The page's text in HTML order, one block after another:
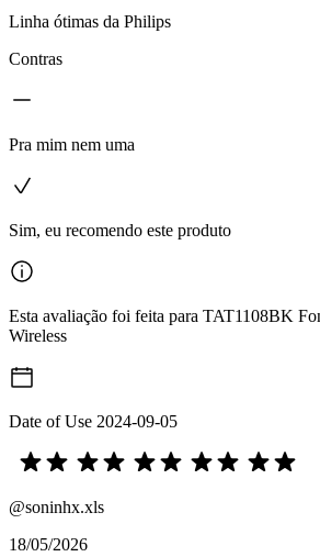
Linha ótimas da Philips
Contras
Pra mim nem uma
Sim, eu recomendo este produto
Esta avaliação foi feita para TAT1108BK
Wireless
Date of Use 2024-09-05
@soninhx.xls
18/05/2026